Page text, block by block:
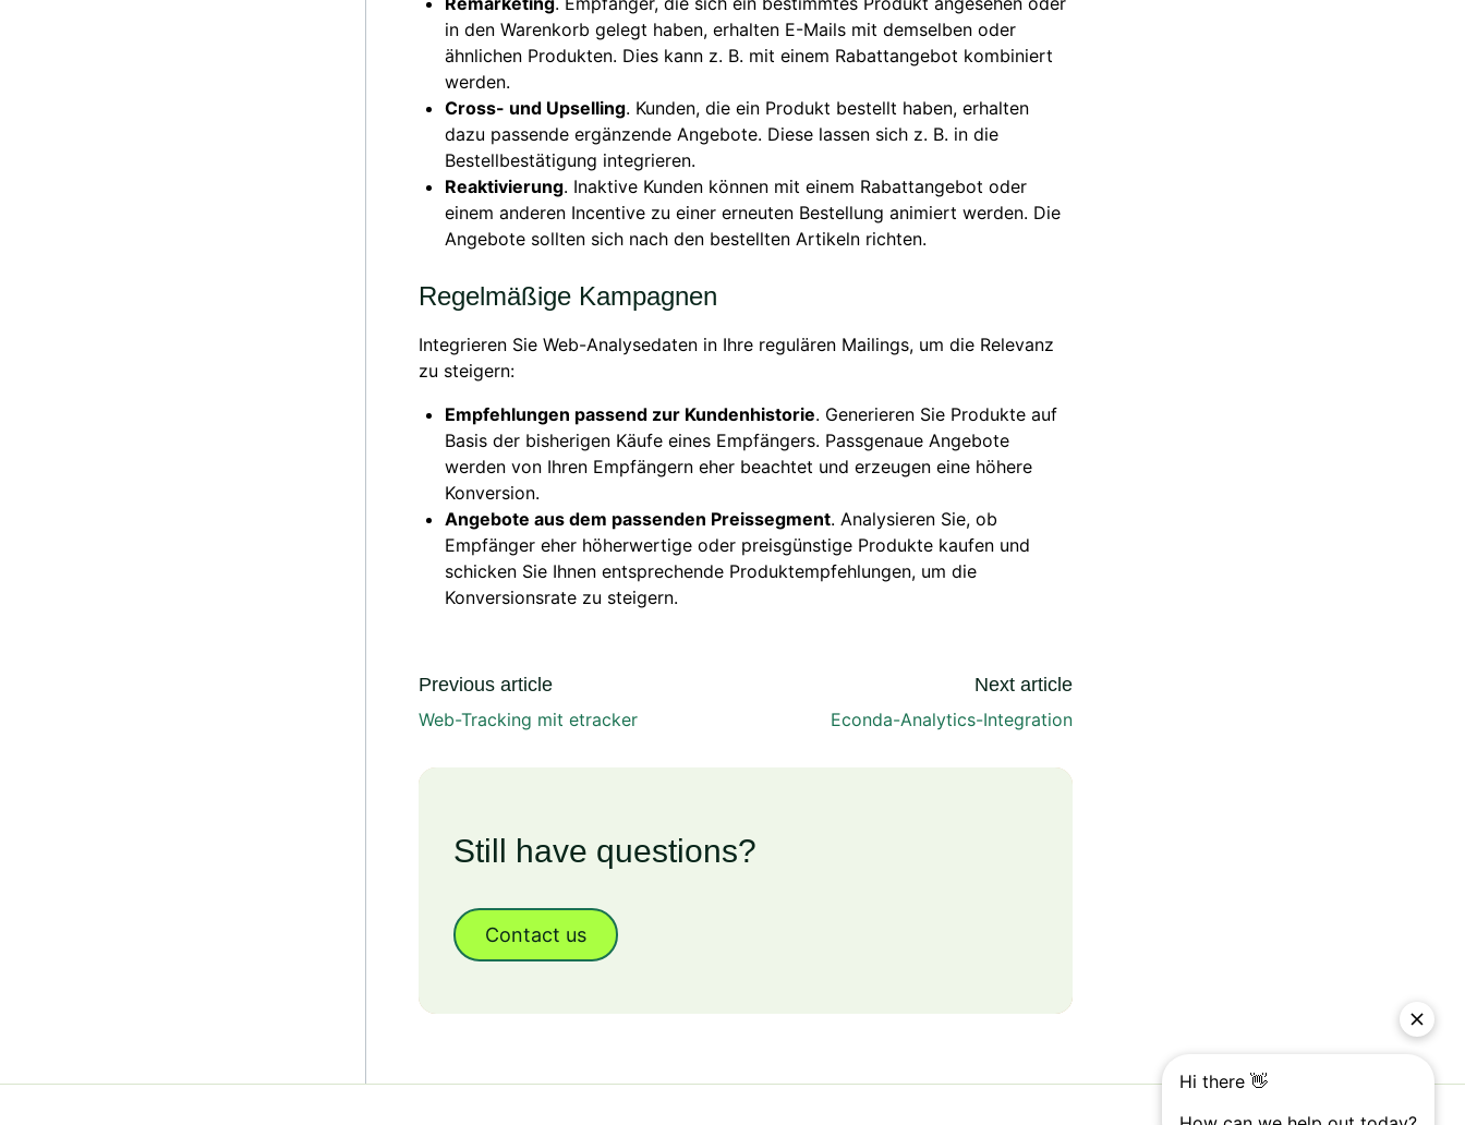
in den Warenkorb gelegt haben, erhalten E-Mails mit demselben oder
ähnlichen Produkten. Dies kann z. B. mit einem Rabattangebot kombiniert
werden.
Cross- und Upselling. Kunden, die ein Produkt bestellt haben, erhalten
dazu passende ergänzende Angebote. Diese lassen sich z. B. in die
Bestellbestätigung integrieren.
Reaktivierung. Inaktive Kunden können mit einem Rabattangebot oder
einem anderen Incentive zu einer erneuten Bestellung animiert werden. Die
Angebote sollten sich nach den bestellten Artikeln richten.
Regelmäßige Kampagnen
Integrieren Sie Web-Analysedaten in Ihre regulären Mailings, um die Relevanz
zu steigern:
Empfehlungen passend zur Kundenhistorie. Generieren Sie Produkte auf
Basis der bisherigen Käufe eines Empfängers. Passgenaue Angebote
werden von Ihren Empfängern eher beachtet und erzeugen eine höhere
Konversion.
Angebote aus dem passenden Preissegment. Analysieren Sie, ob
Empfänger eher höherwertige oder preisgünstige Produkte kaufen und
schicken Sie Ihnen entsprechende Produktempfehlungen, um die
Konversionsrate zu steigern.
Previous article
Web-Tracking mit etracker
Next article
Econda-Analytics-Integration
Still have questions?
Contact us